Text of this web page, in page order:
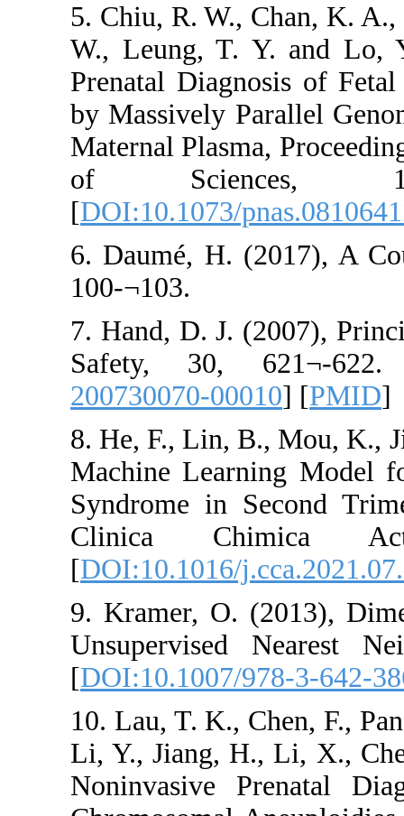
5. Chiu, R. W.,
W., Leung, T.
Prenatal
by Massively
Maternal
of
[DOI:10.1073/
6. Daumé, H.
7. Hand, D. J.
Safety, 30,
200730070-00010
8. He, F., Lin,
Machine
Syndrome in
Clinica
[DOI:10.1016/
9. Kramer, O.
Unsupervised
[DOI:10.1007/
10. Lau, T. K.,
Li, Y., Jiang, H.,
Noninvasive